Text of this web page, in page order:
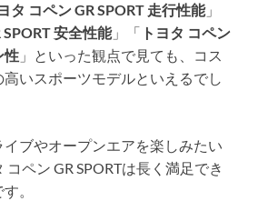
タ コペン GR SPORT 走行性能」
SPORT 安全性能」「 トヨタ コペン
性 」といった観点で見ても、コス
高いスポーツモデルといえるでし
ブやオープンエアを楽しみたい
ペン GR SPORTは長く満足でき
。